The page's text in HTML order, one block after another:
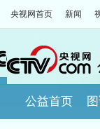
央视网首页 新闻
公益首页